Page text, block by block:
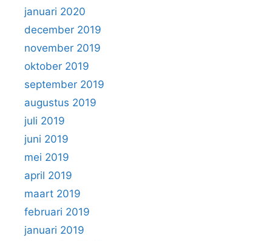
januari 2020
december 2019
november 2019
oktober 2019
september 2019
augustus 2019
juli 2019
juni 2019
mei 2019
april 2019
maart 2019
februari 2019
januari 2019